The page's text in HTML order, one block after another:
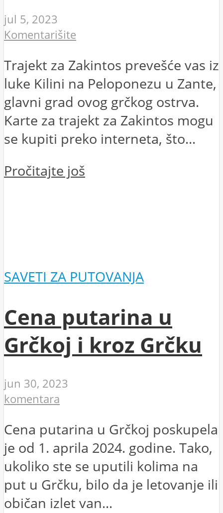
jul 5, 2023
Komentarišite
Trajekt za Zakintos prevešće vas iz
luke Kilini na Peloponezu u Zante,
glavni grad ovog grčkog ostrva.
Karte za trajekt za Zakintos mogu
se kupiti preko interneta, što...
Pročitajte još
SAVETI ZA PUTOVANJA
Cena putarina u
Grčkoj i kroz Grčku
jun 30, 2023
komentara
Cena putarina u Grčkoj poskupela
je od 1. aprila 2024. godine. Tako,
ukoliko ste se uputili kolima na
put u Grčku, bilo da je letovanje ili
običan izlet van...